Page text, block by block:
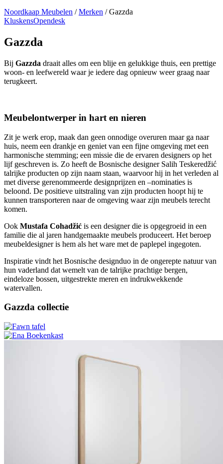
Noordkaap Meubelen /Merken /Gazzda
KluskensOpendesk
Gazzda
Bij Gazzda draait alles om een blije en gelukkige thuis, een prettige
woon- en leefwereld waar je iedere dag opnieuw weer graag naar
terugkeert.
Meubelontwerper in hart en nieren
Zit je werk erop, maak dan geen onnodige overuren maar ga naar
huis, neem een drankje en geniet van een fijne omgeving met een
harmonische stemming; een missie die de ervaren designers op het
lijf geschreven is. Zo heeft de Bosnische designer Salih Teskeredžić
talrijke producten op zijn naam staan, waarvoor hij in het verleden al
met diverse gerenommeerde designprijzen en –nominaties is
beloond. De positieve uitstraling van zijn producten hoopt hij te
kunnen transporteren naar de omgeving waar zijn meubels terecht
komen.
Ook Mustafa Cohadžić is een designer die is opgegroeid in een
familie die al jaren handgemaakte meubels produceert. Het beroep
meubeldesigner is hem als het ware met de paplepel ingegoten.
Inspiratie vindt het Bosnische designduo in de ongerepte natuur van
hun vaderland dat wemelt van de talrijke prachtige bergen,
eindeloze bossen, uitgestrekte meren en indrukwekkende
watervallen.
Gazzda collectie